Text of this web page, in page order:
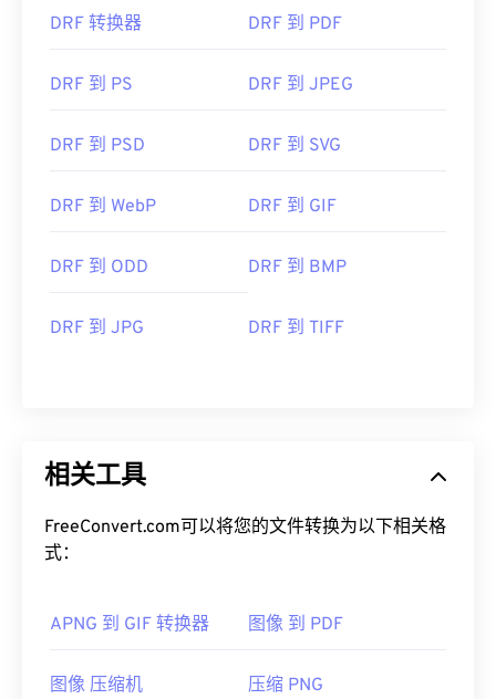
DRF 转换器 DRF 到 PDF
DRF 到 PS DRF 到 JPEG
DRF 到 PSD DRF 到 SVG
DRF 到 WebP DRF 到 GIF
DRF 到 ODD DRF 到 BMP
DRF 到 JPG DRF 到 TIFF
相关工具
FreeConvert.com可以将您的文件转换为以下相关格
式：
APNG 到 GIF 转换器 图像 到 PDF
图像 压缩机 压缩 PNG